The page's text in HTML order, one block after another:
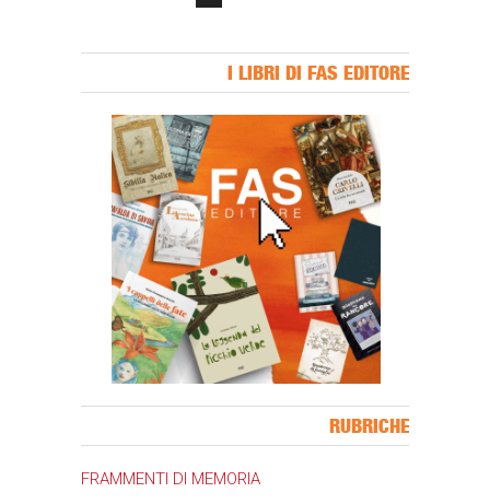
I LIBRI DI FAS EDITORE
RUBRICHE
FRAMMENTI DI MEMORIA